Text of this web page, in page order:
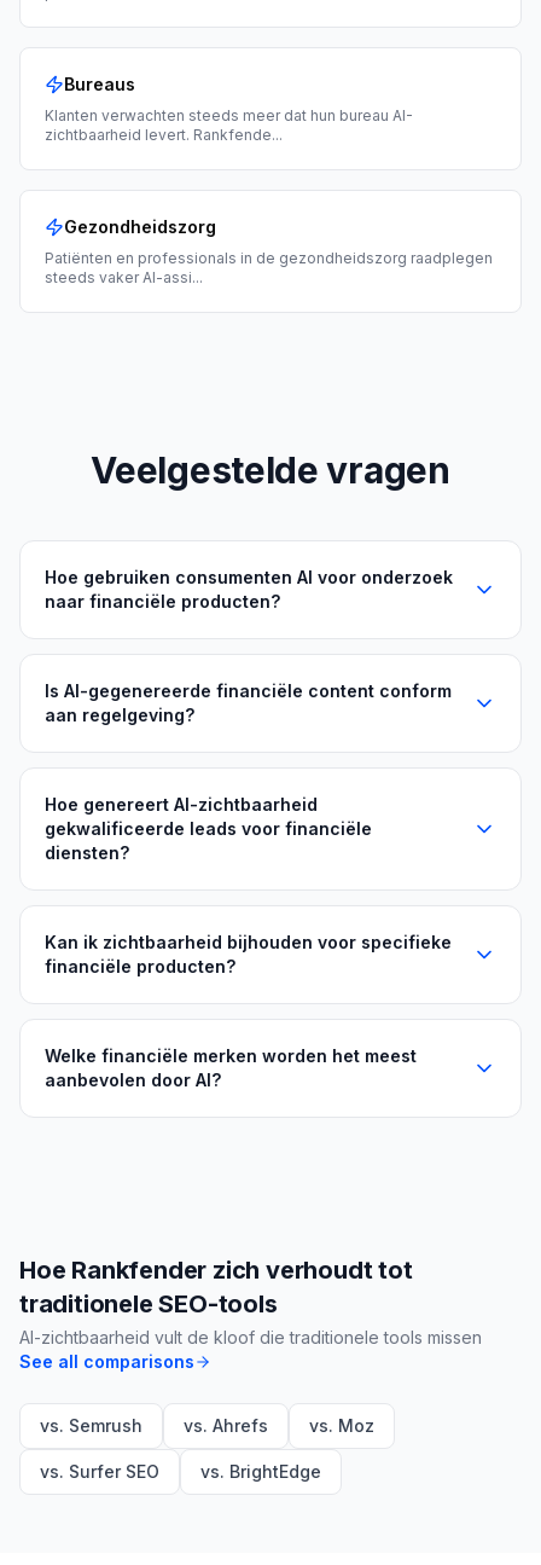
Bureaus
Klanten verwachten steeds meer dat hun bureau AI-
zichtbaarheid levert. Rankfende...
Gezondheidszorg
Patiënten en professionals in de gezondheidszorg raadplegen
steeds vaker AI-assi...
Veelgestelde vragen
Hoe gebruiken consumenten AI voor onderzoek
naar financiële producten?
Is AI-gegenereerde financiële content conform
aan regelgeving?
Hoe genereert AI-zichtbaarheid
gekwalificeerde leads voor financiële
diensten?
Kan ik zichtbaarheid bijhouden voor specifieke
financiële producten?
Welke financiële merken worden het meest
aanbevolen door AI?
Hoe Rankfender zich verhoudt tot
traditionele SEO-tools
AI-zichtbaarheid vult de kloof die traditionele tools missen
See all comparisons
vs. Semrush vs. Ahrefs vs. Moz
vs. Surfer SEO vs. BrightEdge